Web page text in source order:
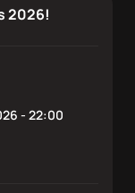
2026!
- 22:00